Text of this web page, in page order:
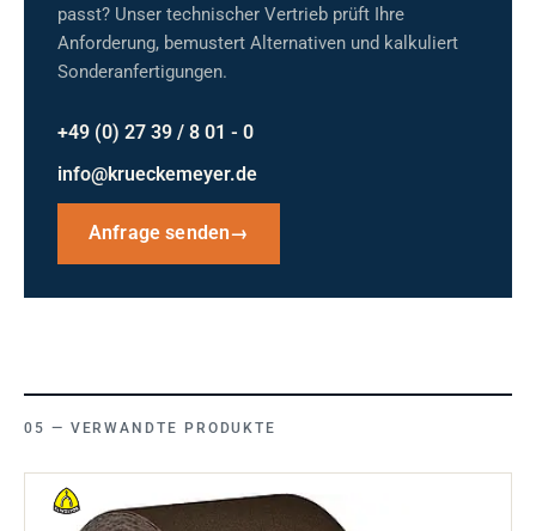
passt? Unser technischer Vertrieb prüft Ihre
Anforderung, bemustert Alternativen und kalkuliert
Sonderanfertigungen.
+49 (0) 27 39 / 8 01 - 0
info@krueckemeyer.de
Anfrage senden→
VERWANDTE PRODUKTE